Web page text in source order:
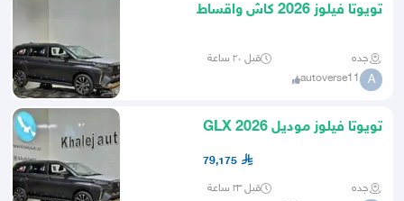
تويوتا فيلوز 2026 كاش واقساط
جده قبل ٢٠ ساعة
A
autoverse11
تويوتا فيلوز موديل GLX 2026
79,175
جده قبل ٢٣ ساعة